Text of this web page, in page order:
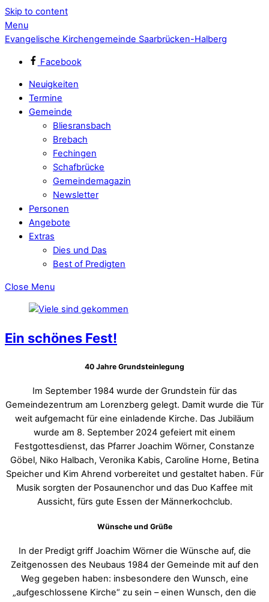
Skip to content
Menu
Evangelische Kirchengemeinde Saarbrücken-Halberg
Facebook
Neuigkeiten
Termine
Gemeinde
Bliesransbach
Brebach
Fechingen
Schafbrücke
Gemeindemagazin
Newsletter
Personen
Angebote
Extras
Dies und Das
Best of Predigten
Close Menu
Ein schönes Fest!
40 Jahre Grundsteinlegung
Im September 1984 wurde der Grundstein für das
Gemeindezentrum am Lorenzberg gelegt. Damit wurde die Tür
weit aufgemacht für eine einladende Kirche. Das Jubiläum
wurde am 8. September 2024 gefeiert mit einem
Festgottesdienst, das Pfarrer Joachim Wörner, Constanze
Göbel, Niko Halbach, Veronika Kabis, Caroline Horne, Betina
Speicher und Kim Ahrend vorbereitet und gestaltet haben. Für
Musik sorgten der Posaunenchor und das Duo Kaffee mit
Aussicht, fürs gute Essen der Männerkochclub.
Wünsche und Grüße
In der Predigt griff Joachim Wörner die Wünsche auf, die
Zeitgenossen des Neubaus 1984 der Gemeinde mit auf den
Weg gegeben haben: insbesondere den Wunsch, eine
„aufgeschlossene Kirche“ zu sein – einen Wunsch, den die